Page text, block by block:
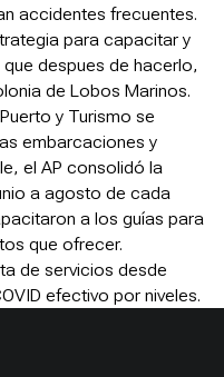
accidentes frecuentes.
para capacitar y
despues de hacerlo,
de Lobos Marinos.
y Turismo se
embarcaciones y
el AP consolidó la
a agosto de cada
a los guías para
que ofrecer.
de servicios desde
efectivo por niveles.